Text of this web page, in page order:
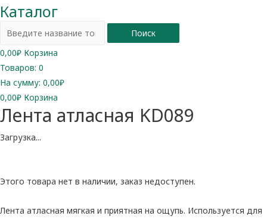
Каталог
Поиск
0,00₽ Корзина
Товаров: 0
На сумму: 0,00₽
0,00₽ Корзина
Лента атласная KD089
Загрузка...
Этого товара нет в наличии, заказ недоступен.
Лента атласная мягкая и приятная на ощупь. Используется для